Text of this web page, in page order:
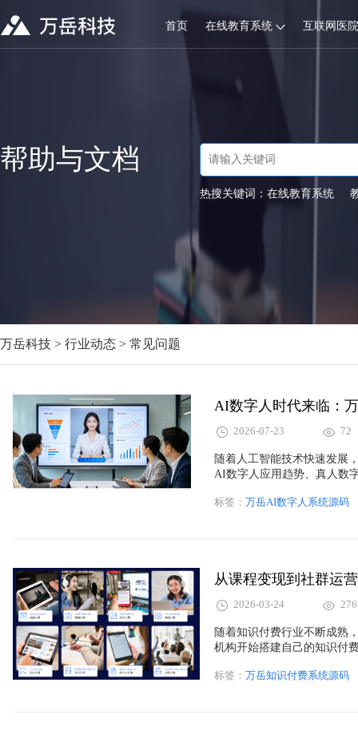
首页 在线教育系统 互联网医
帮助与文档
热搜关键词： 在线教育系统
万岳科技 > 行业动态 > 常见问题
2026-07-23 72
随着人工智能技术快速发展
AI数字人应用趋势、真人数
业务创新。未来，AI数字人
标签： 万岳AI数字人系统源码
从课程变现到社群运
2026-03-24 276
随着知识付费行业不断成熟
机构开始搭建自己的知识付
的盈利模式，并结合万岳知
标签： 万岳知识付费系统源码